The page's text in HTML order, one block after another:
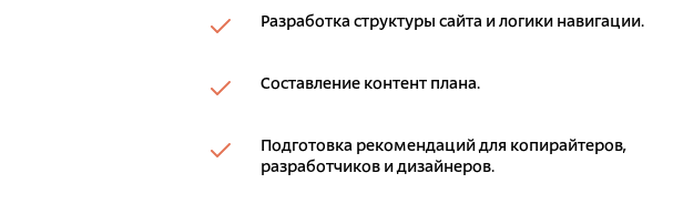
Разработка структуры сайта и логики навигации.
Составление контент плана.
Подготовка рекомендаций для копирайтеров,
разработчиков и дизайнеров.